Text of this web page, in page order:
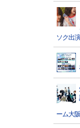
ソク出
ーム大